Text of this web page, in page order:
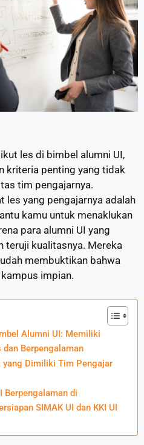
les di bimbel alumni UI,
kriteria penting yang tidak
tim pengajarnya.
yang pengajarnya adalah
kamu untuk menaklukan
para alumni UI yang
teruji kualitasnya. Mereka
membuktikan bahwa
impian.
Alumni UI: Memiliki
Berpengalaman
yang Dimiliki Tim Pengajar
Berpengalaman di
SIMAK UI dan KKI UI